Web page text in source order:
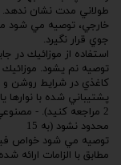
طولاني مدت نشان
خارجي، توصيه مي شود
جوي قرار نگيرد.
استفاده از موزائيك
توصيه نم يشود. موزائيك
كاغذي در شرايط روشن
پشتيباني شده با نوارها
2 مراجعه كنيد). -
محدود نشود (به 15
توصيه مي شود خواص
مطابق با الزامات ارائه